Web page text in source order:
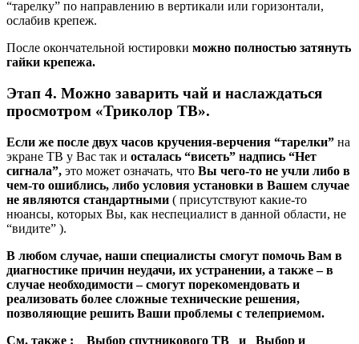
“тарелку” по направлению в вертикали или горизонтали,
ослабив крепеж.
После окончательной юстировки можно полностью затянуть
гайки крепежа.
Этап 4. Можно заварить чай и наслаждаться
просмотром «Триколор ТВ».
Если же после двух часов кручения-верчения “тарелки” на
экране ТВ у Вас так и осталась “висеть” надпись “Нет
сигнала”, это может означать, что Вы чего-то не учли либо в
чем-то ошиблись, либо условия установки в Вашем случае
не являются стандартными ( присутствуют какие-то
нюансы, которых Вы, как неспециалист в данной области, не
“видите” ).
В любом случае, наши специалисты смогут помочь Вам в
диагностике причин неудачи, их устранении, а также – в
случае необходимости – смогут порекомендовать и
реализовать более сложные технические решения,
позволяющие решить Ваши проблемы с телеприемом.
См. также : Выбор спутникового ТВ и Выбор и